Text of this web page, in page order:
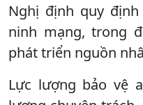
Nghị định quy
ninh mạng, trong
phát triển nguồn
Lực lượng bảo vệ